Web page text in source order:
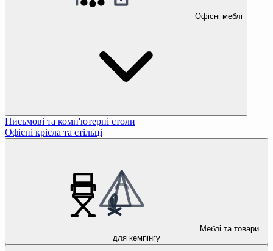
Офісні меблі
Письмові та комп'ютерні столи
Офісні крісла та стільці
Меблі та товари
для кемпінгу